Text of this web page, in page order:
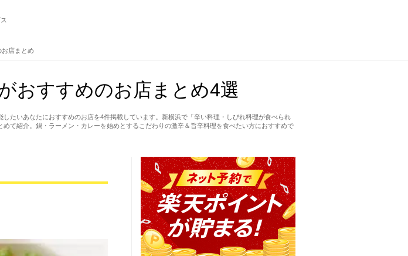
お店まとめ
おすすめのお店まとめ4選
たいあなたにおすすめのお店を4件掲載しています。新横浜で「辛い料理・しびれ料理が食べられ
て紹介。鍋・ラーメン・カレーを始めとするこだわりの激辛＆旨辛料理を食べたい方におすすめで